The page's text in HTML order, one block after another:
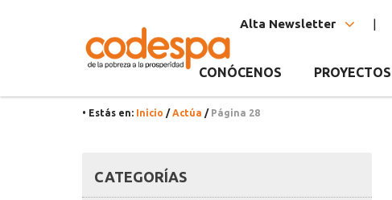
Actúa Alta Newsletter
CONÓCENOS PROYECTOS
• Estás en: Inicio / Actúa / Página 28
CATEGORÍAS